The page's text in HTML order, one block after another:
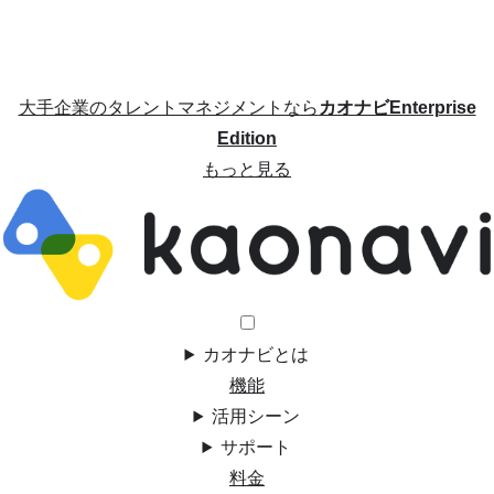
大手企業のタレントマネジメントならカオナビEnterprise
Edition
もっと見る
カオナビとは
機能
活用シーン
サポート
料金